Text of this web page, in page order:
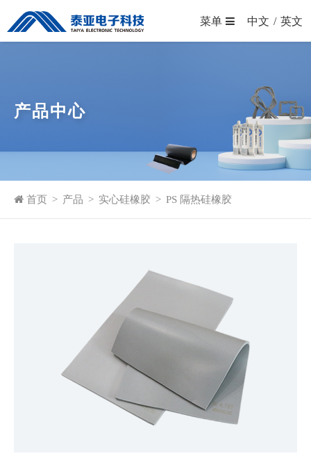
中文 / 英文
菜单
产品中心
首页 > 产品 > 实心硅橡胶 > PS 隔热硅橡胶